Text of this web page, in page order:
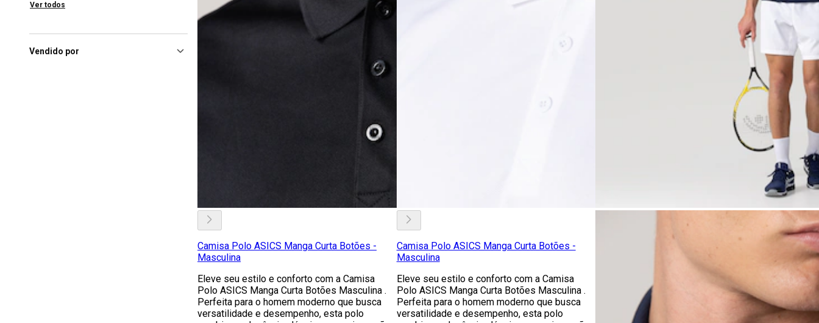
São Paulo (SP), Shopping
Balneário Camboriú
Ver todos
Vendido por
Camisa Polo ASICS Manga Curta Botões -
Masculina
Eleve seu estilo e conforto com a Camisa
Polo ASICS Manga Curta Botões Masculina .
Perfeita para o homem moderno que busca
versatilidade e desempenho, esta polo
Camisa Polo ASICS Manga Curta Botões -
Masculina
Eleve seu estilo e conforto com a Camisa
Polo ASICS Manga Curta Botões Masculina .
Perfeita para o homem moderno que busca
versatilidade e desempenho, esta polo